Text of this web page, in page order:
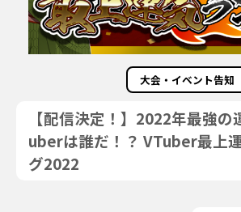
大会・イベント告知
【配信決定！】2022年最強の
uberは誰だ！？ VTuber最上
グ2022